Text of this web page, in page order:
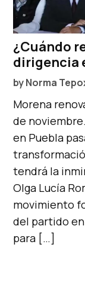
¿Cuándo
dirigencia
byNorma
Morena
de
en Puebla
tendrá la
Olga Lucía
movimiento
del partido
para […]